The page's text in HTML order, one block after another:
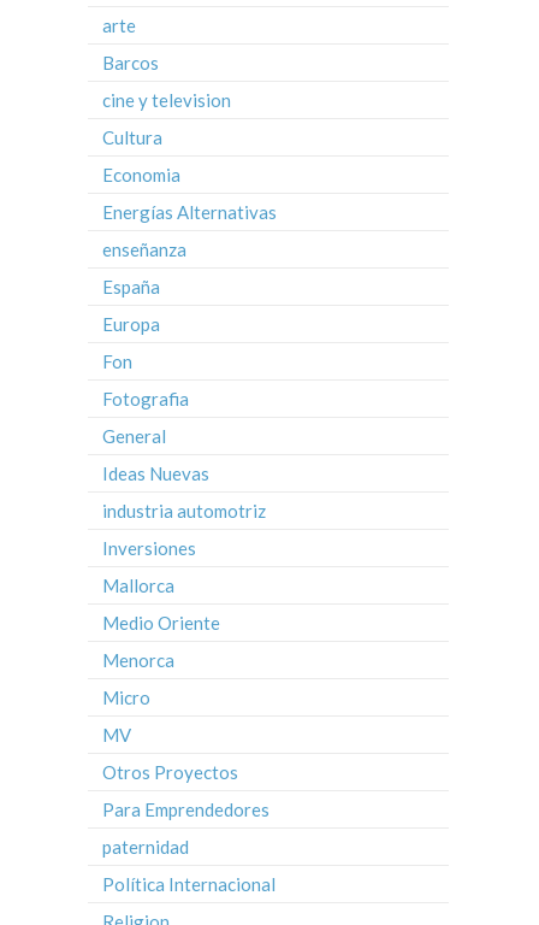
arte
Barcos
cine y television
Cultura
Economia
Energías Alternativas
enseñanza
España
Europa
Fon
Fotografia
General
Ideas Nuevas
industria automotriz
Inversiones
Mallorca
Medio Oriente
Menorca
Micro
MV
Otros Proyectos
Para Emprendedores
paternidad
Política Internacional